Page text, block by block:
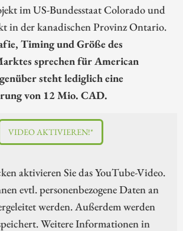
im US-Bundesstaat Colorado und
in der kanadischen Provinz Ontario.
Timing und Größe des
sprechen für American
steht lediglich eine
von 12 Mio. CAD.
VIDEO AKTIVIEREN!*
aktivieren Sie das YouTube-Video.
evtl. personenbezogene Daten an
werden. Außerdem werden
Weitere Informationen in